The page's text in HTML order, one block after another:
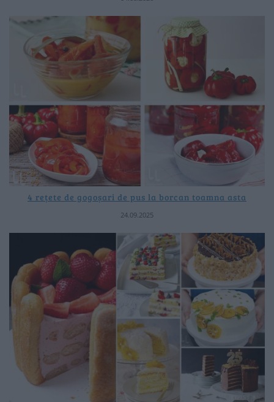
4 rețete de gogoșari de pus la borcan toamna asta
24.09.2025